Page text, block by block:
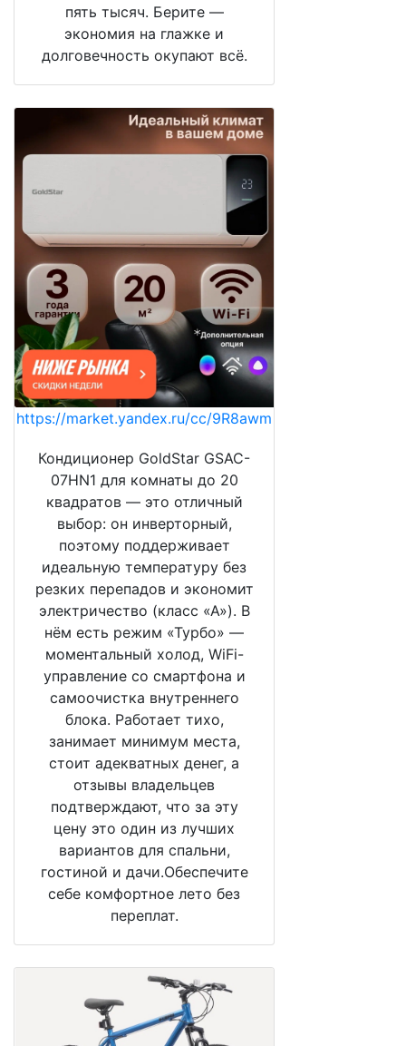
пять тысяч. Берите —
экономия на глажке и
долговечность окупают всё.
https://market.yandex.ru/cc/9R8awm
Кондиционер GoldStar GSAC-
07HN1 для комнаты до 20
квадратов — это отличный
выбор: он инверторный,
поэтому поддерживает
идеальную температуру без
резких перепадов и экономит
электричество (класс «А»). В
нём есть режим «Турбо» —
моментальный холод, WiFi-
управление со смартфона и
самоочистка внутреннего
блока. Работает тихо,
занимает минимум места,
стоит адекватных денег, а
отзывы владельцев
подтверждают, что за эту
цену это один из лучших
вариантов для спальни,
гостиной и дачи.Обеспечите
себе комфортное лето без
переплат.